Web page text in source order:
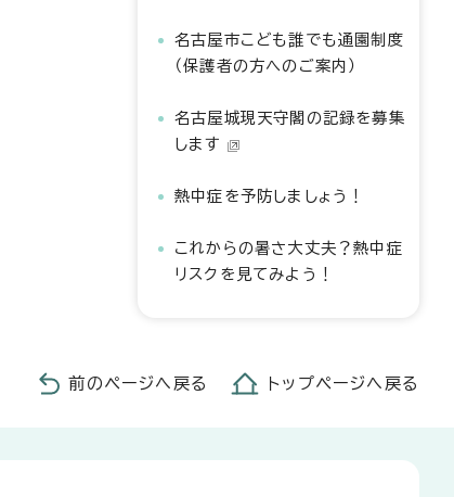
名古屋市こども誰でも通園制度
（保護者の方へのご案内）
名古屋城現天守閣の記録を募集
します
熱中症を予防しましょう！
これからの暑さ大丈夫？熱中症
リスクを見てみよう！
前のページへ戻る トップページへ戻る